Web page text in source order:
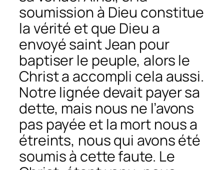
soumission à Dieu constitue
la vérité et que Dieu a
envoyé saint Jean pour
baptiser le peuple, alors le
Christ a accompli cela aussi.
Notre lignée devait payer sa
dette, mais nous ne l’avons
pas payée et la mort nous a
étreints, nous qui avons été
soumis à cette faute. Le